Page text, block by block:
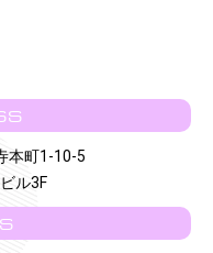
本町1-10-5
ル3F